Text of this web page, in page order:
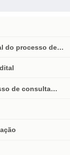
do processo de…
de consulta…